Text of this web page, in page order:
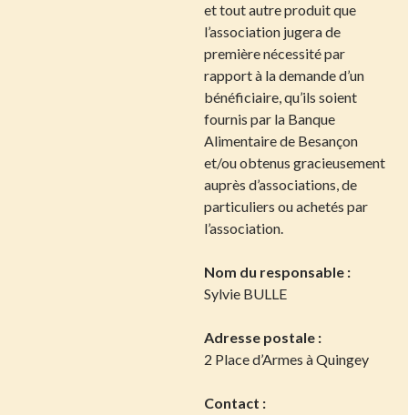
et tout autre produit que
l’association jugera de
première nécessité par
rapport à la demande d’un
bénéficiaire, qu’ils soient
fournis par la Banque
Alimentaire de Besançon
et/ou obtenus gracieusement
auprès d’associations, de
particuliers ou achetés par
l’association.
Nom du responsable :
Sylvie BULLE
Adresse postale :
2 Place d’Armes à Quingey
Contact :